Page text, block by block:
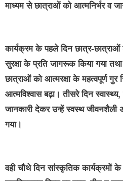
माध्यम से छात्राओं को आत्मनिर्भर व
कार्यक्रम के पहले दिन छात्र-छात्राओं
सुरक्षा के प्रति जागरूक किया गया
छात्राओं को आत्मरक्षा के महत्वपूर्ण
आत्मविश्वास बढ़ा। तीसरे दिन
जानकारी देकर उन्हें स्वस्थ जीवनशैली
गया।
वही चौथे दिन सांस्कृतिक कार्यक्रमों